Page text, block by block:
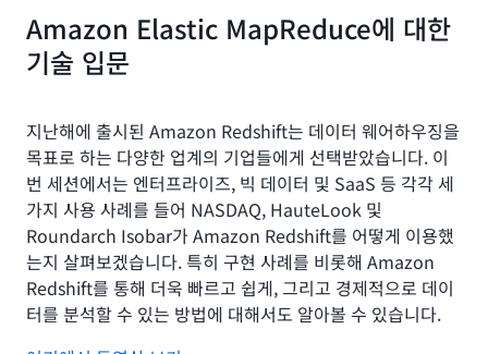
Amazon Elastic MapReduce에 대한
기술 입문
지난해에 출시된 Amazon Redshift는 데이터 웨어하우징을
목표로 하는 다양한 업계의 기업들에게 선택받았습니다. 이
번 세션에서는 엔터프라이즈, 빅 데이터 및 SaaS 등 각각 세
가지 사용 사례를 들어 NASDAQ, HauteLook 및
Roundarch Isobar가 Amazon Redshift를 어떻게 이용했
는지 살펴보겠습니다. 특히 구현 사례를 비롯해 Amazon
Redshift를 통해 더욱 빠르고 쉽게, 그리고 경제적으로 데이
터를 분석할 수 있는 방법에 대해서도 알아볼 수 있습니다.